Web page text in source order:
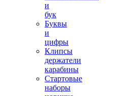
и
бук
Буквы
и
цифры
Клипсы
держатели
карабины
Стартовые
наборы